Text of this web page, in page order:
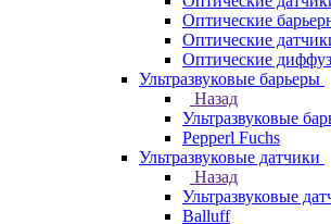
Оптические
Оптические
Оптические
Ультразвуковые барьеры
Назад
Ультразвуковые
Pepperl Fuchs
Ультразвуковые датчики
Назад
Ультразвуковые
Balluff